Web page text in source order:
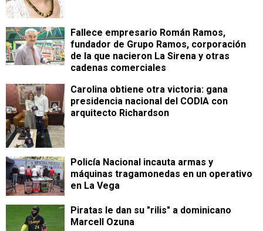
Fallece empresario Román Ramos,
fundador de Grupo Ramos, corporación
de la que nacieron La Sirena y otras
cadenas comerciales
Carolina obtiene otra victoria: gana
presidencia nacional del CODIA con
arquitecto Richardson
Policía Nacional incauta armas y
máquinas tragamonedas en un operativo
en La Vega
Piratas le dan su "rilis" a dominicano
Marcell Ozuna